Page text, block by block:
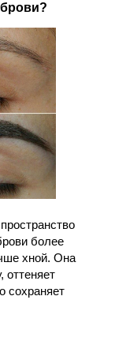
более
хной. Она
оттеняет
сохраняет